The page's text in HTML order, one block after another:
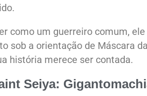
como um guerreiro comum,
sob a orientação de Máscara
história merece ser contada.
Seiya: